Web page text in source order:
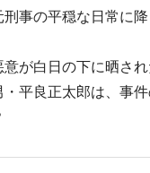
刑事の平穏な日常に
が白日の下に晒さ
平良正太郎は、事